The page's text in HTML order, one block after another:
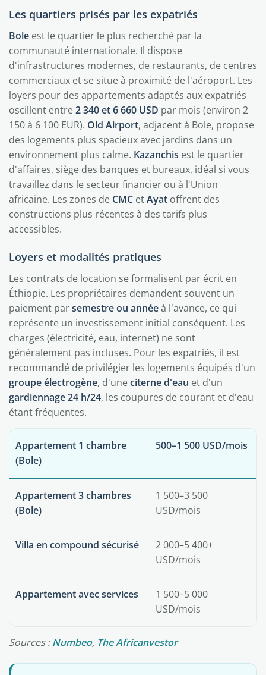
Les quartiers prisés par les expatriés
Bole est le quartier le plus recherché par la
communauté internationale. Il dispose
d'infrastructures modernes, de restaurants, de centres
commerciaux et se situe à proximité de l'aéroport. Les
loyers pour des appartements adaptés aux expatriés
oscillent entre2 340 et 6 660 USD par mois (environ 2
150 à 6 100 EUR). Old Airport, adjacent à Bole, propose
des logements plus spacieux avec jardins dans un
environnement plus calme. Kazanchis est le quartier
d'affaires, siège des banques et bureaux, idéal si vous
travaillez dans le secteur financier ou à l'Union
africaine. Les zones de CMC etAyat offrent des
constructions plus récentes à des tarifs plus
accessibles.
Loyers et modalités pratiques
Les contrats de location se formalisent par écrit en
Éthiopie. Les propriétaires demandent souvent un
paiement parsemestre ou annéeà l'avance, ce qui
représente un investissement initial conséquent. Les
charges (électricité, eau, internet) ne sont
généralement pas incluses. Pour les expatriés, il est
recommandé de privilégier les logements équipés d'un
groupe électrogène, d'uneciterne d'eau et d'un
gardiennage 24 h/24, les coupures de courant et d'eau
étant fréquentes.
Appartement 1 chambre
(Bole)
500–1 500 USD/mois
Appartement 3 chambres
(Bole)
1 500–3 500
USD/mois
Villa en compound sécurisé
2 000–5 400+
USD/mois
Appartement avec services
1 500–5 000
USD/mois
Sources :Numbeo, The Africanvestor